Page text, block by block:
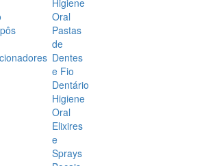
Oral
Pastas
de
Dentes
e Fio
Dentário
Higiene
Oral
Elixires
e
Sprays